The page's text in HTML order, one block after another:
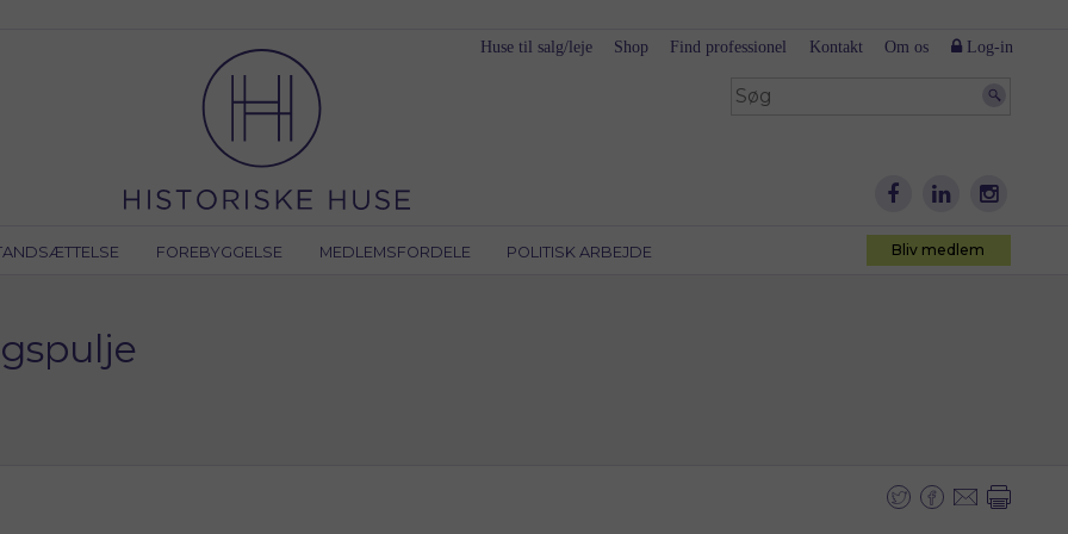
FOREBYGGELSE MEDLEMSFORDELE POLITISK ARBEJDE Bliv medlem
Huse til salg/leje Shop Find professionel Kontakt Om os Log-in